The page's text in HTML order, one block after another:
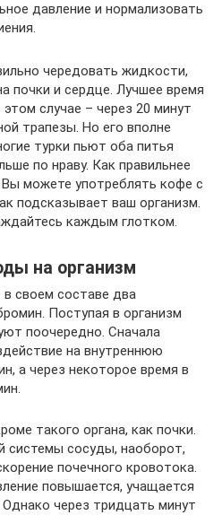
давление и нормализовать
чередовать жидкости,
почки и сердце. Лучшее время
случае – через 20 минут
трапезы. Но его вполне
турки пьют оба питья
по нраву. Как правильнее
можете употреблять кофе с
подсказывает ваш организм.
каждым глотком.
на организм
своем составе два
Поступая в организм
поочередно. Сначала
на внутреннюю
а через некоторое время в
такого органа, как почки.
системы сосуды, наоборот,
почечного кровотока.
повышается, учащается
через тридцать минут